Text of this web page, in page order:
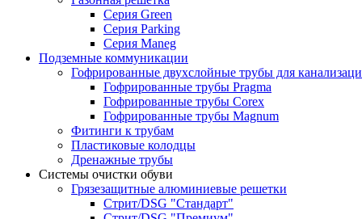
Серия Green
Серия Parking
Серия Maneg
Подземные коммуникации
Гофрированные двухслойные трубы для
Гофрированные трубы Pragma
Гофрированные трубы Corex
Гофрированные трубы Magnum
Фитинги к трубам
Пластиковые колодцы
Дренажные трубы
Системы очистки обуви
Грязезащитные алюминиевые решетки
Стрит/DSG "Стандарт"